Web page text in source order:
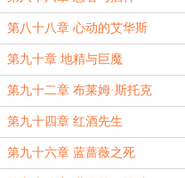
第八十八章 心动的艾华斯
第九十章 地精与巨魔
第九十二章 布莱姆·斯托克
第九十四章 红酒先生
第九十六章 蓝蔷薇之死